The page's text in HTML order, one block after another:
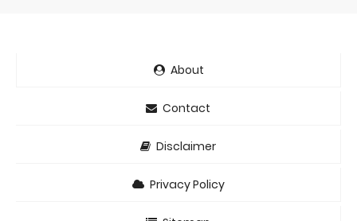
About
Contact
Disclaimer
Privacy Policy